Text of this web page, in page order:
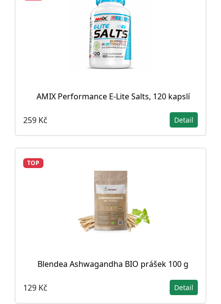
AMIX Performance E-Lite Salts, 120 kapslí
259 Kč Detail
TOP
Blendea Ashwagandha BIO prášek 100 g
129 Kč Detail